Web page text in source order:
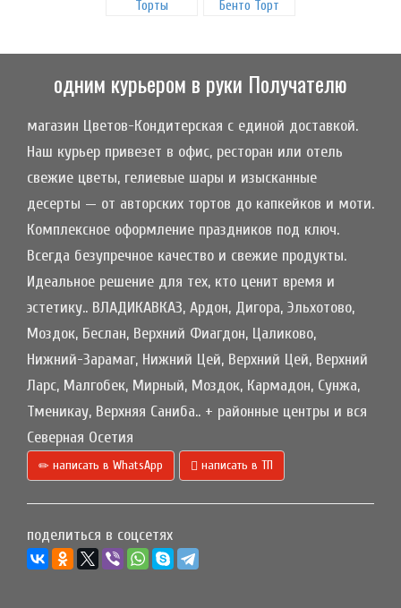
Торты Бенто Торт
одним курьером в руки Получателю
магазин Цветов-Кондитерская с единой доставкой.
Наш курьер привезет в офис, ресторан или отель
свежие цветы, гелиевые шары и изысканные
десерты — от авторских тортов до капкейков и моти.
Комплексное оформление праздников под ключ.
Всегда безупречное качество и свежие продукты.
Идеальное решение для тех, кто ценит время и
эстетику.. ВЛАДИКАВКАЗ, Ардон, Дигора, Эльхотово,
Моздок, Беслан, Верхний Фиагдон, Цаликово,
Нижний-Зарамаг, Нижний Цей, Верхний Цей, Верхний
Ларс, Малгобек, Мирный, Моздок, Кармадон, Сунжа,
Тменикау, Верхняя Саниба.. + районные центры и вся
Северная Осетия
написать в WhatsApp написать в ТП
поделиться в соцсетях